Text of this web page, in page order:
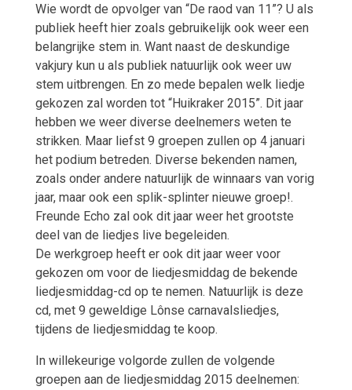
Wie wordt de opvolger van “De raod van 11”? U als
publiek heeft hier zoals gebruikelijk ook weer een
belangrijke stem in. Want naast de deskundige
vakjury kun u als publiek natuurlijk ook weer uw
stem uitbrengen. En zo mede bepalen welk liedje
gekozen zal worden tot “Huikraker 2015”. Dit jaar
hebben we weer diverse deelnemers weten te
strikken. Maar liefst 9 groepen zullen op 4 januari
het podium betreden. Diverse bekenden namen,
zoals onder andere natuurlijk de winnaars van vorig
jaar, maar ook een splik-splinter nieuwe groep!.
Freunde Echo zal ook dit jaar weer het grootste
deel van de liedjes live begeleiden.
De werkgroep heeft er ook dit jaar weer voor
gekozen om voor de liedjesmiddag de bekende
liedjesmiddag-cd op te nemen. Natuurlijk is deze
cd, met 9 geweldige Lônse carnavalsliedjes,
tijdens de liedjesmiddag te koop.
In willekeurige volgorde zullen de volgende
groepen aan de liedjesmiddag 2015 deelnemen: